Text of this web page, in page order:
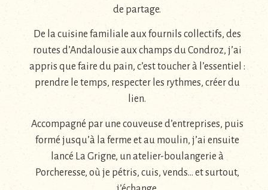
de partage.
De la cuisine familiale aux fournils collectifs, des
routes d’Andalousie aux champs du Condroz, j’ai
appris que faire du pain, c’est toucher à l’essentiel :
prendre le temps, respecter les rythmes, créer du
lien.
Accompagné par une couveuse d’entreprises, puis
formé jusqu’à la ferme et au moulin, j’ai ensuite
lancé La Grigne, un atelier-boulangerie à
Porcheresse, où je pétris, cuis, vends… et surtout,